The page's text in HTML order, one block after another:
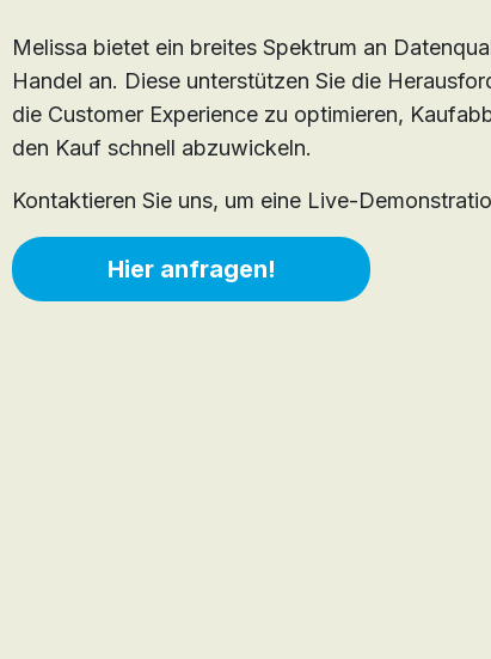
Melissa bietet ein breites Spektrum an
Handel an. Diese unterstützen Sie die
die Customer Experience zu optimieren,
den Kauf schnell abzuwickeln.
Kontaktieren Sie uns, um eine Live-
Hier anfragen!